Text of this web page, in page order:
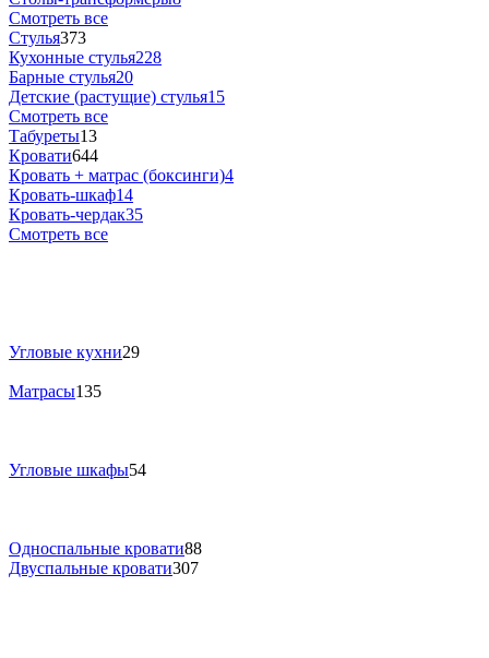
Смотреть все
Стулья373
Кухонные стулья228
Барные стулья20
Детские (растущие) стулья15
Смотреть все
Табуреты13
Кровати644
Кровать + матрас (боксинги)4
Кровать-шкаф14
Кровать-чердак35
Смотреть все
Угловые кухни29
Матрасы135
Угловые шкафы54
Односпальные кровати88
Двуспальные кровати307